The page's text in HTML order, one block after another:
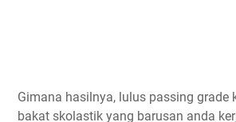
Gimana hasilnya, lulus passing grade
bakat skolastik yang barusan anda